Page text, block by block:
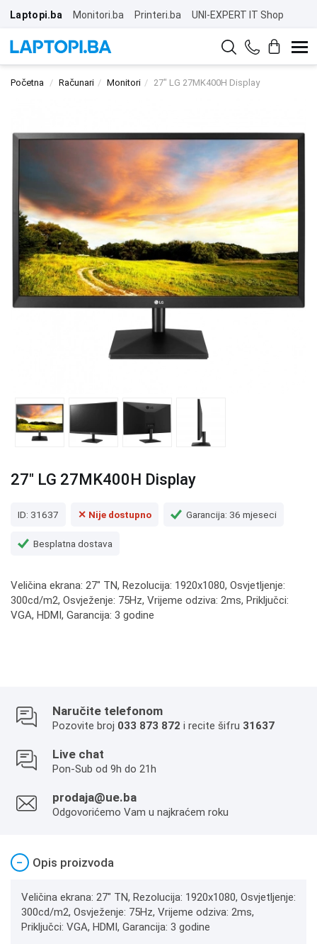
Laptopi.ba Monitori.ba Printeri.ba UNI-EXPERT IT Shop
Početna Računari Monitori 27" LG 27MK400H Display
27" LG 27MK400H Display
ID: 31637 ✕ Nije dostupno Garancija: 36 mjeseci
Besplatna dostava
Veličina ekrana: 27" TN, Rezolucija: 1920x1080, Osvjetljenje:
300cd/m2, Osvježenje: 75Hz, Vrijeme odziva: 2ms, Priključci:
VGA, HDMI, Garancija: 3 godine
Naručite telefonom
Pozovite broj 033 873 872 i recite šifru 31637
Live chat
Pon-Sub od 9h do 21h
prodaja@ue.ba
Odgovorićemo Vam u najkraćem roku
− Opis proizvoda
Veličina ekrana: 27" TN, Rezolucija: 1920x1080, Osvjetljenje:
300cd/m2, Osvježenje: 75Hz, Vrijeme odziva: 2ms,
Priključci: VGA, HDMI, Garancija: 3 godine